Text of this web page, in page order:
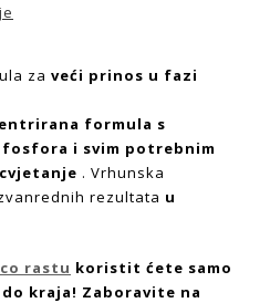
za veći prinos u fazi
formula s
i svim potrebnim
. Vrhunska
rezultata u
rastu koristit ćete samo
kraja! Zaboravite na